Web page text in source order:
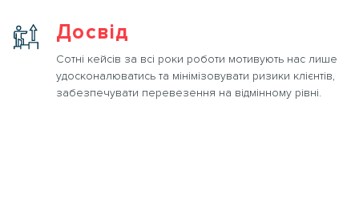
Досвід
Сотні кейсів за всі роки роботи мотивують нас лише
удосконалюватись та мінімізовувати ризики клієнтів,
забезпечувати перевезення на відмінному рівні.